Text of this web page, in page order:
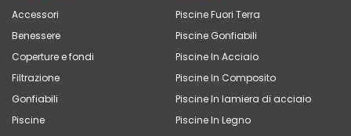
Accessori
Benessere
Coperture e fondi
Filtrazione
Gonfiabili
Piscine
Piscine Fuori Terra
Piscine Gonfiabili
Piscine In Acciaio
Piscine In Composito
Piscine In lamiera di acciaio
Piscine In Legno